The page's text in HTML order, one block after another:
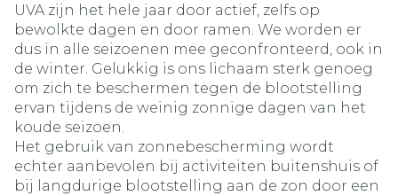
UVA zijn het hele jaar door actief, zelfs op
bewolkte dagen en door ramen. We worden er
dus in alle seizoenen mee geconfronteerd, ook in
de winter. Gelukkig is ons lichaam sterk genoeg
om zich te beschermen tegen de blootstelling
ervan tijdens de weinig zonnige dagen van het
koude seizoen.
Het gebruik van zonnebescherming wordt
echter aanbevolen bij activiteiten buitenshuis of
bij langdurige blootstelling aan de zon door een